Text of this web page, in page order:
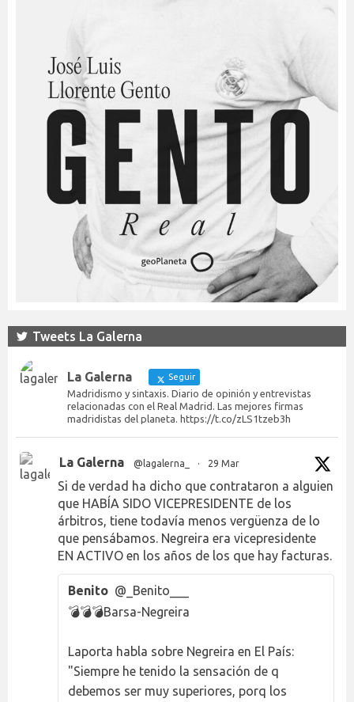
Tweets La Galerna
La Galerna Seguir
Madridismo y sintaxis. Diario de opinión y entrevistas
relacionadas con el Real Madrid. Las mejores firmas
madridistas del planeta. https://t.co/zLS1tzeb3h
La Galerna @lagalerna_ · 29 Mar
Si de verdad ha dicho que contrataron a alguien
que HABÍA SIDO VICEPRESIDENTE de los
árbitros, tiene todavía menos vergüenza de lo
que pensábamos. Negreira era vicepresidente
EN ACTIVO en los años de los que hay facturas.
Benito @_Benito___
💣💣💣Barsa-Negreira
Laporta habla sobre Negreira en El País:
"Siempre he tenido la sensación de q
debemos ser muy superiores, porq los